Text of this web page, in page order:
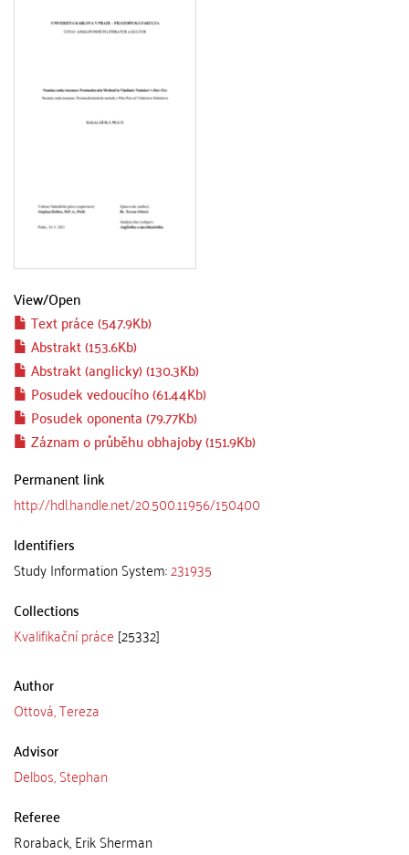
View/Open
Text práce (547.9Kb)
Abstrakt (153.6Kb)
Abstrakt (anglicky) (130.3Kb)
Posudek vedoucího (61.44Kb)
Posudek oponenta (79.77Kb)
Záznam o průběhu obhajoby (151.9Kb)
Permanent link
http://hdl.handle.net/20.500.11956/150400
Identifiers
Study Information System:231935
Collections
Kvalifikační práce [25332]
Author
Ottová, Tereza
Advisor
Delbos, Stephan
Referee
Roraback, Erik Sherman